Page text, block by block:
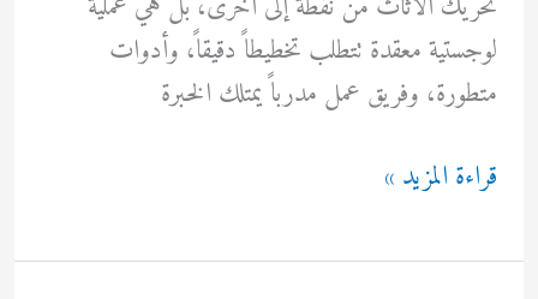
لوجستية معقدة تتطلب تخطيطاً دقيقاً، وأدوات
متطورة، وفريق عمل مدرباً يمتلك الخبرة
مؤسسات
عفش
قراءة المزيد »